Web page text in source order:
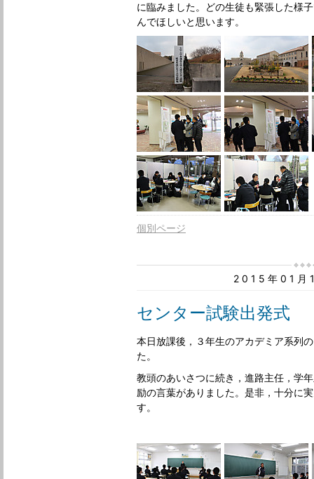
に臨みました。どの生徒も緊張した様
んでほしいと思います。
個別ページ
2015年01月
センター試験出発式
本日放課後，３年生のアカデミア系列
た。
教頭のあいさつに続き，進路主任，学
励の言葉がありました。是非，十分に
す。